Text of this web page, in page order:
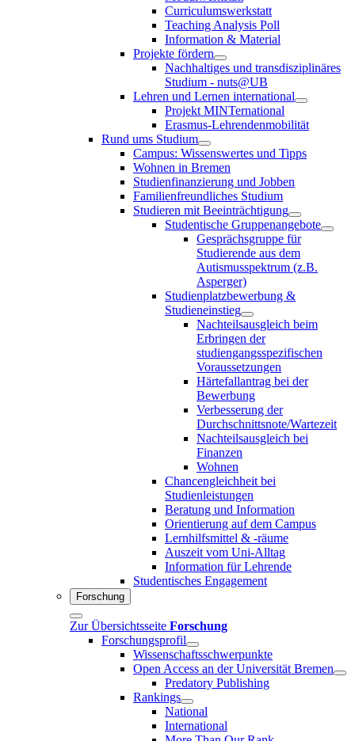
Curriculumswerkstatt
Teaching Analysis Poll
Information & Material
Projekte fördern
Nachhaltiges und transdisziplinäres
Studium - nuts@UB
Lehren und Lernen international
Projekt MINTernational
Erasmus-Lehrendenmobilität
Rund ums Studium
Campus: Wissenswertes und Tipps
Wohnen in Bremen
Studienfinanzierung und Jobben
Familienfreundliches Studium
Studieren mit Beeinträchtigung
Studentische Gruppenangebote
Gesprächsgruppe für
Studierende aus dem
Autismusspektrum (z.B.
Asperger)
Studienplatzbewerbung &
Studieneinstieg
Nachteilsausgleich beim
Erbringen der
studiengangsspezifischen
Voraussetzungen
Härtefallantrag bei der
Bewerbung
Verbesserung der
Durchschnittsnote/Wartezeit
Nachteilsausgleich bei
Finanzen
Wohnen
Chancengleichheit bei
Studienleistungen
Beratung und Information
Orientierung auf dem Campus
Lernhilfsmittel & -räume
Auszeit vom Uni-Alltag
Information für Lehrende
Studentisches Engagement
Forschung
Zur Übersichtsseite Forschung
Forschungsprofil
Wissenschaftsschwerpunkte
Open Access an der Universität Bremen
Predatory Publishing
Rankings
National
International